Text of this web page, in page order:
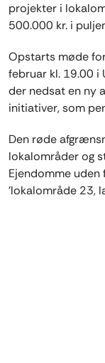
projekter i
500.000 kr. i
Opstarts møde
februar kl. 19.00 i
der nedsat en ny
initiativer, som
Den røde
lokalområder og
Ejendomme
'lokalområde 23,